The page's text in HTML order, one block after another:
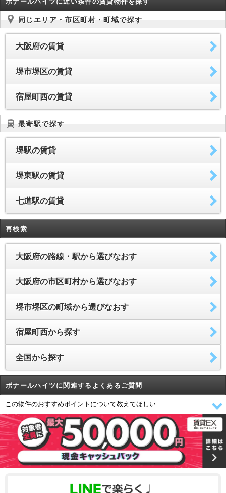
102号室 5.8万円 1K 30.39m²
同じエリア・市区町村・町域で探す
大阪府の賃貸
堺市堺区の賃貸
宿屋町西の賃貸
最寄駅で探す
堺駅の賃貸
堺東駅の賃貸
七道駅の賃貸
再検索
大阪府の路線・駅から選びなおす
大阪府の市区町村から選びなおす
堺市堺区の町域から選びなおす
宿屋町西から探す
全国から探す
ボナールハイツに関連するよくあるご質問
この物件のおすすめポイントについて教えてほしい